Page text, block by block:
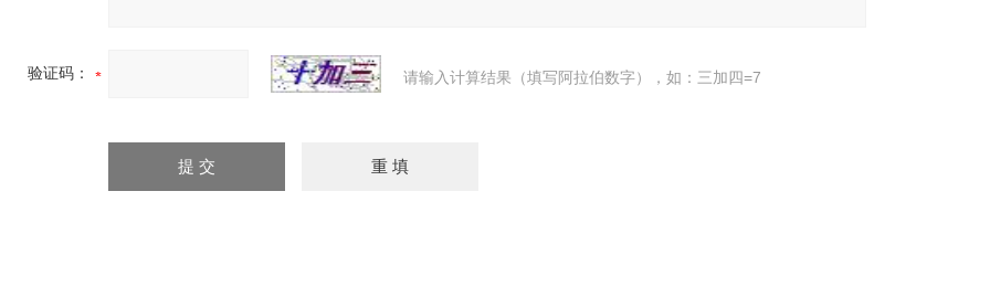
验证码： 请输入计算结果（填写阿拉伯数字），如：三加四=7